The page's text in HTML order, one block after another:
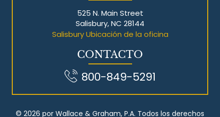
525 N. Main Street
Salisbury, NC 28144
Salisbury Ubicación de la oficina
CONTACTO
800-849-5291
© 2026 por Wallace & Graham, P.A. Todos los derechos